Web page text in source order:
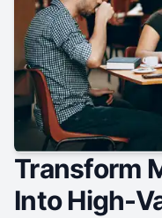
Transform
Into High-